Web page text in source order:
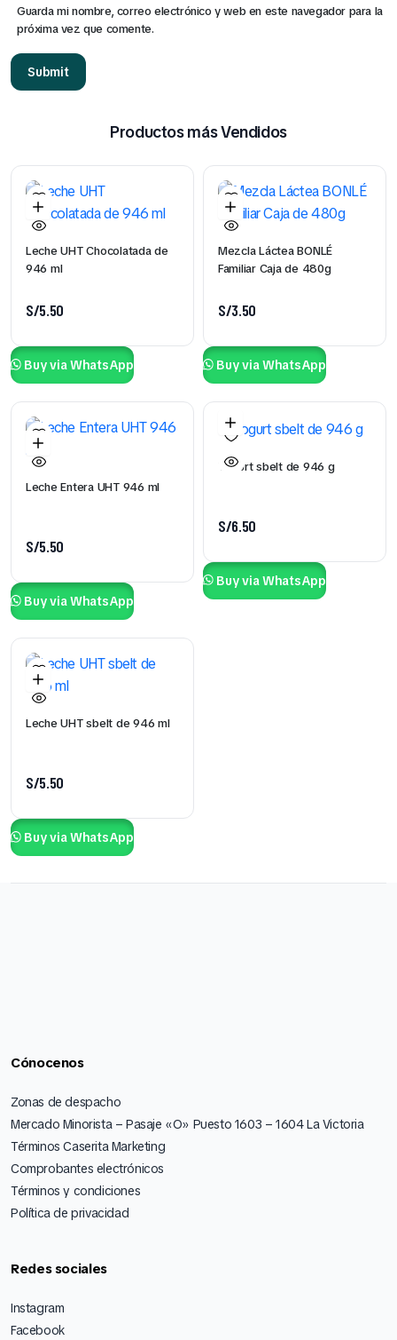
Guarda mi nombre, correo electrónico y web en este navegador para la
próxima vez que comente.
Productos más Vendidos
Leche UHT Chocolatada de
946 ml
S/5.50
Buy via WhatsApp
Mezcla Láctea BONLÉ
Familiar Caja de 480g
S/3.50
Buy via WhatsApp
Leche Entera UHT 946 ml
S/5.50
Buy via WhatsApp
Yogurt sbelt de 946 g
S/6.50
Buy via WhatsApp
Leche UHT sbelt de 946 ml
S/5.50
Buy via WhatsApp
Cónocenos
Zonas de despacho
Mercado Minorista – Pasaje «O» Puesto 1603 – 1604 La Victoria
Términos Caserita Marketing
Comprobantes electrónicos
Términos y condiciones
Política de privacidad
Redes sociales
Instagram
Facebook